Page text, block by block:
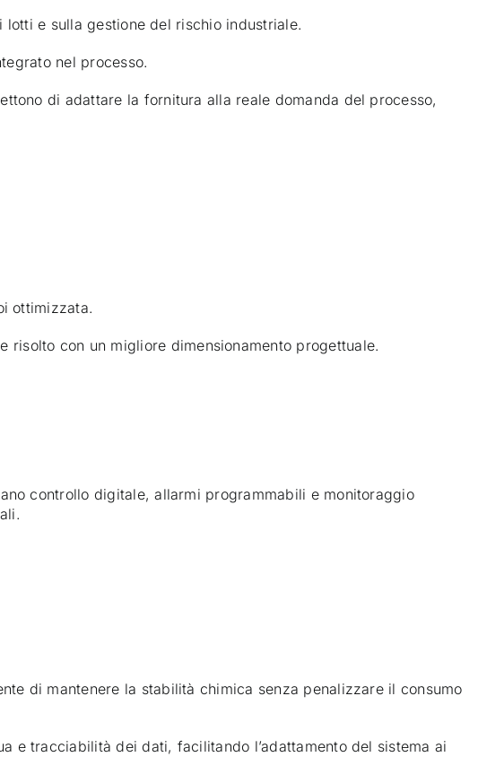
e sulla gestione del rischio industriale.
nel processo.
di adattare la fornitura alla reale domanda del processo,
ottimizzata.
risolto con un migliore dimensionamento progettuale.
controllo digitale, allarmi programmabili e monitoraggio
di mantenere la stabilità chimica senza penalizzare il consumo
e tracciabilità dei dati, facilitando l’adattamento del sistema ai